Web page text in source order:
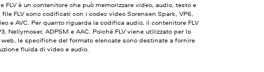
FLV è un contenitore che può memorizzare video, audio, testo e
FLV sono codificati con i codec video Sorensen Spark, VP6,
e AVC. Per quanto riguarda la codifica audio, il contenitore FLV
Nellymoser, ADPSM e AAC. Poiché FLV viene utilizzato per lo
le specifiche del formato elencate sono destinate a fornire
fluida di video e audio.